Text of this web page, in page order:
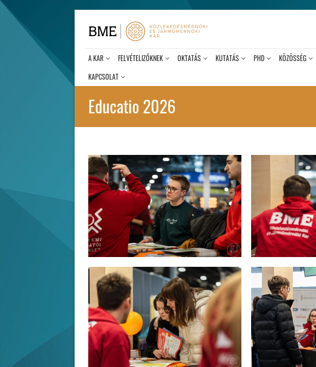
tartalomra
A KAR FELVÉTELIZŐKNEK OKTATÁS KUTATÁS PHD KÖZÖSSÉG
KAPCSOLAT
Educatio 2026